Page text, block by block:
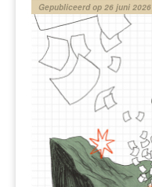
Gepubliceerd op 26 juni 2026